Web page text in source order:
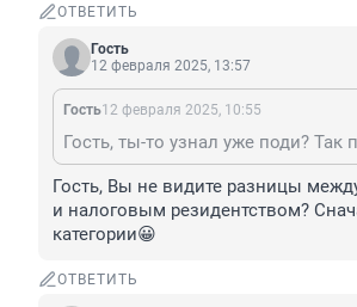
ОТВЕТИТЬ
Гость
12 февраля 2025, 13:57
Гость12 февраля 2025, 10:55
Гость, Вы не видите разницы
и налоговым резидентством?
категории😀
ОТВЕТИТЬ